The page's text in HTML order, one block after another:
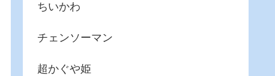
ちいかわ
チェンソーマン
超かぐや姫